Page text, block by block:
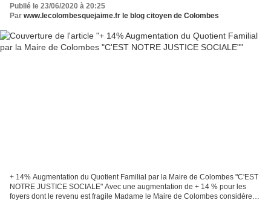
Publié le 23/06/2020 à 20:25
Par www.lecolombesquejaime.fr le blog citoyen de Colombes
+ 14% Augmentation du Quotient Familial par la Maire de Colombes "C'EST
NOTRE JUSTICE SOCIALE" Avec une augmentation de + 14 % pour les
foyers dont le revenu est fragile Madame le Maire de Colombes considère